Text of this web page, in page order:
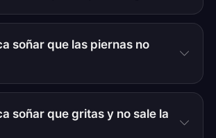
soñar que las piernas no
soñar que gritas y no sale la